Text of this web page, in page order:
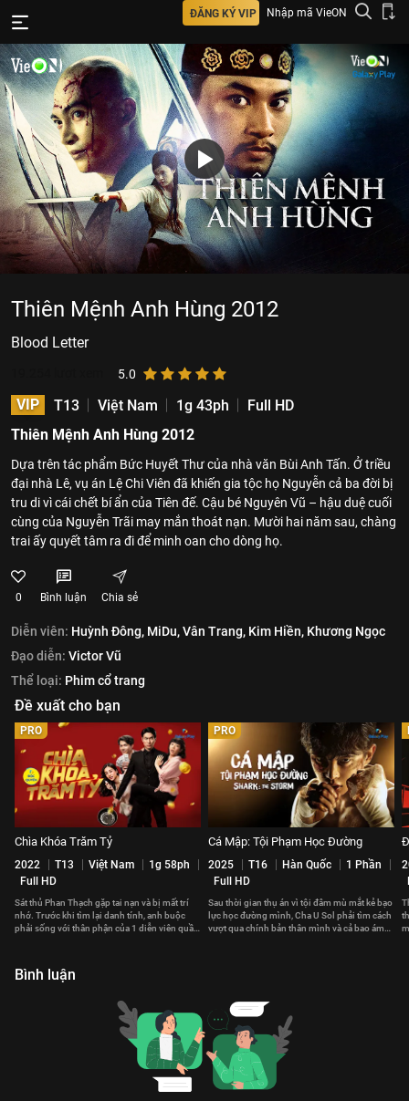
ĐĂNG KÝ VIP Nhập mã VieON
Thiên Mệnh Anh Hùng 2012
Blood Letter
5.0
VIP T13 Việt Nam 1g 43ph
Full HD
Thiên Mệnh Anh Hùng 2012
Dựa trên tác phẩm Bức Huyết Thư của nhà văn Bùi Anh Tấn. Ở triều
đại nhà Lê, vụ án Lệ Chi Viên đã khiến gia tộc họ Nguyễn cả ba đời bị
tru di vì cái chết bí ẩn của Tiên đế. Cậu bé Nguyên Vũ – hậu duệ cuối
cùng của Nguyễn Trãi may mắn thoát nạn. Mười hai năm sau, chàng
trai ấy quyết tâm ra đi để minh oan cho dòng họ.
0 Bình luận Chia sẻ
Diễn viên: Huỳnh Đông, MiDu,Vân Trang, Kim Hiền, Khương Ngọc
Đạo diễn: Victor Vũ
Thể loại: Phim cổ trang
Đề xuất cho bạn
PRO
Chìa Khóa Trăm Tỷ
2022 T13 Việt Nam
1g 58ph
Full HD
Sát thủ Phan Thạch gặp tai nạn và bị mất trí
nhớ. Trước khi tìm lại danh tính, anh buộc
phải sống với thân phận của 1 diễn viên quần
PRO
Cá Mập: Tội Phạm Học Đường
2025 T16 Hàn Quốc
1 Phần
Full HD
Sau thời gian thụ án vì tội đâm mù mắt kẻ bạo
lực học đường mình, Cha U Sol phải tìm cách
vượt qua chính bản thân mình và cả bao ám
Bình luận